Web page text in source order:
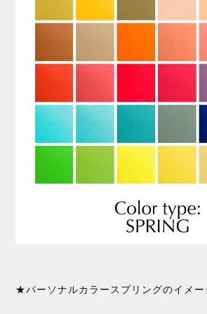
★パーソナルカラースプリングのイメー